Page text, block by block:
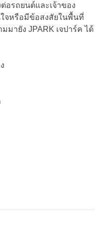
รถยนต์และเจ้าของ
จหรือมีข้อสงสัยในพื้นที่
มายัง JPARK เจปาร์ค ได้